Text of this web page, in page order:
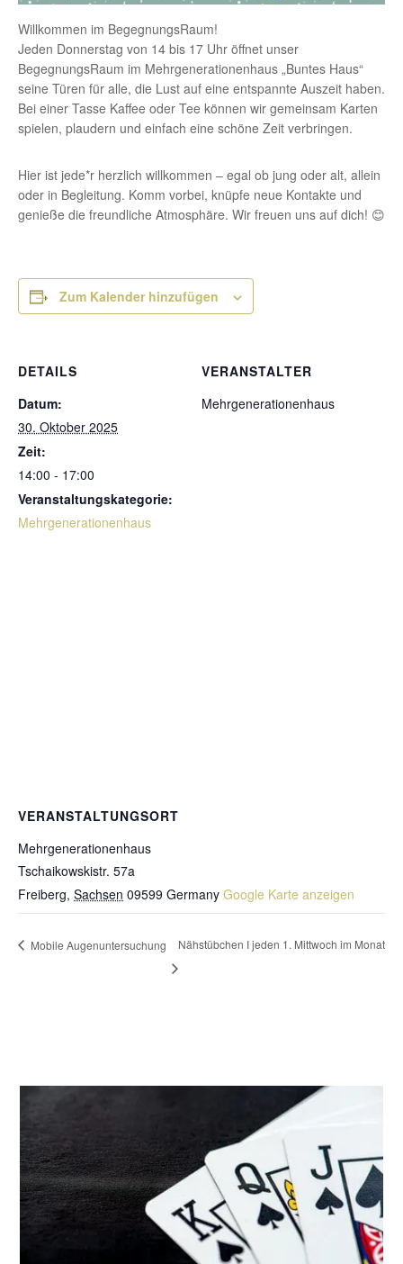
Willkommen im BegegnungsRaum!
Jeden Donnerstag von 14 bis 17 Uhr öffnet unser
BegegnungsRaum im Mehrgenerationenhaus „Buntes Haus“
seine Türen für alle, die Lust auf eine entspannte Auszeit haben.
Bei einer Tasse Kaffee oder Tee können wir gemeinsam Karten
spielen, plaudern und einfach eine schöne Zeit verbringen.
Hier ist jede*r herzlich willkommen – egal ob jung oder alt, allein
oder in Begleitung. Komm vorbei, knüpfe neue Kontakte und
genieße die freundliche Atmosphäre. Wir freuen uns auf dich! 😊
Zum Kalender hinzufügen
DETAILS
Datum:
30. Oktober 2025
Zeit:
14:00 - 17:00
Veranstaltungskategorie:
Mehrgenerationenhaus
VERANSTALTER
Mehrgenerationenhaus
VERANSTALTUNGSORT
Mehrgenerationenhaus
Tschaikowskistr. 57a
Freiberg, Sachsen 09599 Germany Google Karte anzeigen
Mobile Augenuntersuchung Nähstübchen I jeden 1. Mittwoch im Monat